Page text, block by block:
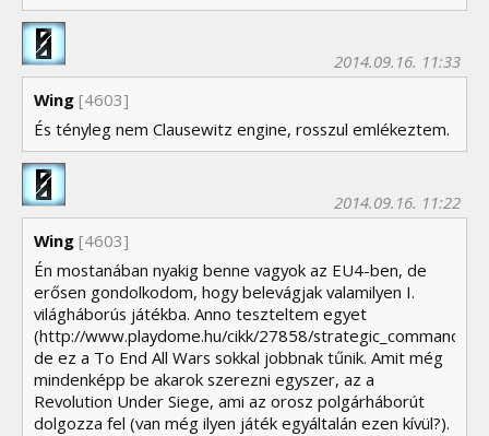
Wing
2014.09.16. 11:33
[4603]
És tényleg nem Clausewitz engine, rosszul emlékeztem.
Wing
2014.09.16. 11:22
[4603]
Én mostanában nyakig benne vagyok az EU4-ben, de
erősen gondolkodom, hogy belevágjak valamilyen I.
világháborús játékba. Anno teszteltem egyet
(http://www.playdome.hu/cikk/27858/
de ez a To End All Wars sokkal jobbnak tűnik. Amit még
mindenképp be akarok szerezni egyszer, az a
Revolution Under Siege, ami az orosz polgárháborút
dolgozza fel (van még ilyen játék egyáltalán ezen kívül?).